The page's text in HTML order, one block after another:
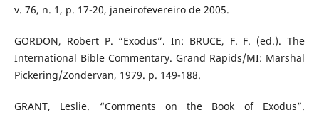
v. 76, n. 1, p. 17-20, janeirofevereiro de 2005.
GORDON, Robert P. “Exodus”. In: BRUCE, F. F. (ed.). The
International Bible Commentary. Grand Rapids/MI: Marshal
Pickering/Zondervan, 1979. p. 149-188.
GRANT, Leslie. “Comments on the Book of Exodus”.